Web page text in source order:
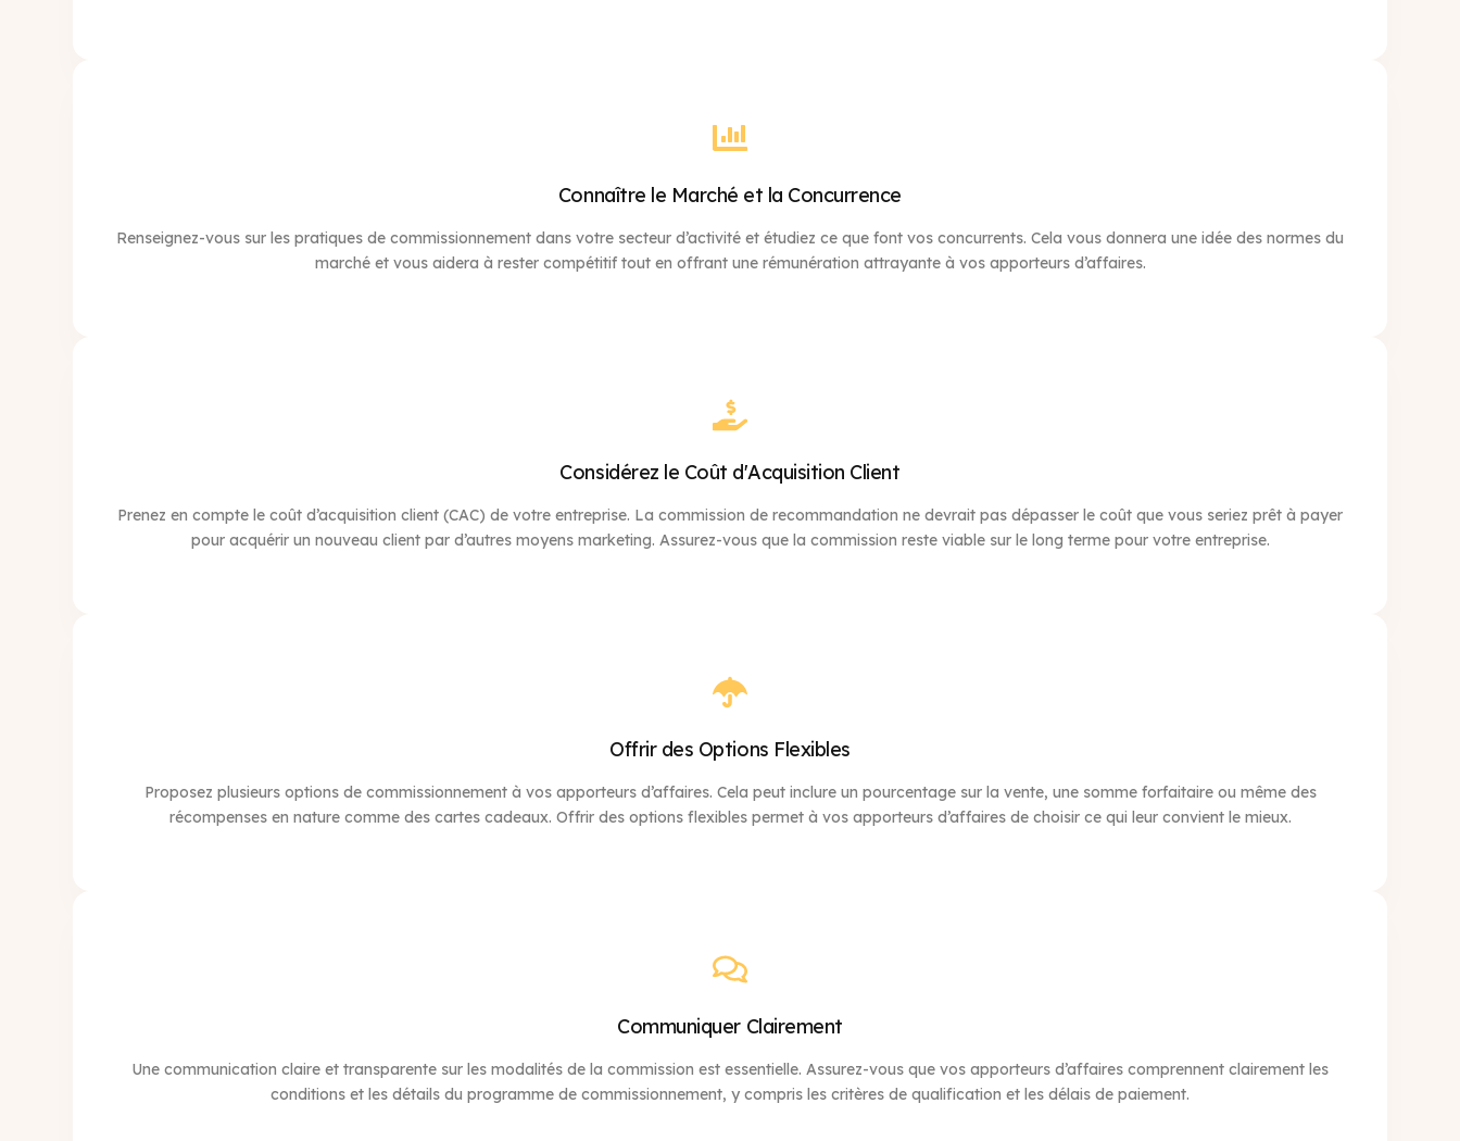
Connaître le Marché et la Concurrence
Renseignez-vous sur les pratiques de commissionnement dans votre secteur d’activité et étudiez ce que font vos concurrents. Cela vous donnera une idée des normes du
marché et vous aidera à rester compétitif tout en offrant une rémunération attrayante à vos apporteurs d’affaires.
Considérez le Coût d'Acquisition Client
Prenez en compte le coût d’acquisition client (CAC) de votre entreprise. La commission de recommandation ne devrait pas dépasser le coût que vous seriez prêt à payer
pour acquérir un nouveau client par d’autres moyens marketing. Assurez-vous que la commission reste viable sur le long terme pour votre entreprise.
Offrir des Options Flexibles
Proposez plusieurs options de commissionnement à vos apporteurs d’affaires. Cela peut inclure un pourcentage sur la vente, une somme forfaitaire ou même des
récompenses en nature comme des cartes cadeaux. Offrir des options flexibles permet à vos apporteurs d’affaires de choisir ce qui leur convient le mieux.
Communiquer Clairement
Une communication claire et transparente sur les modalités de la commission est essentielle. Assurez-vous que vos apporteurs d’affaires comprennent clairement les
conditions et les détails du programme de commissionnement, y compris les critères de qualification et les délais de paiement.